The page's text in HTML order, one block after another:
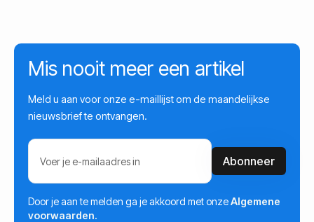
Mis nooit meer een artikel
Meld u aan voor onze e-maillijst om de maandelijkse
nieuwsbrief te ontvangen.
Door je aan te melden ga je akkoord met onzeAlgemene
voorwaarden.